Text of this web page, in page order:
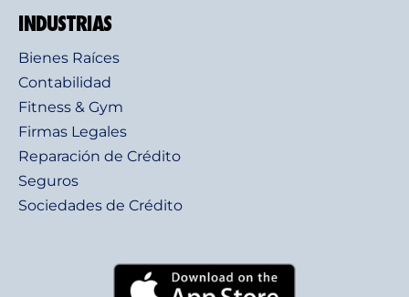
INDUSTRIAS
Bienes Raíces
Contabilidad
Fitness & Gym
Firmas Legales
Reparación de Crédito
Seguros
Sociedades de Crédito